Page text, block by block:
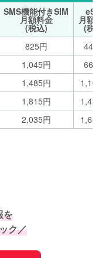
SMS機能付きSIM
月額料金
(税込)
月額
(税
825円
440
1,045円
660
1,485円
1,815円
2,035円
を
ク／